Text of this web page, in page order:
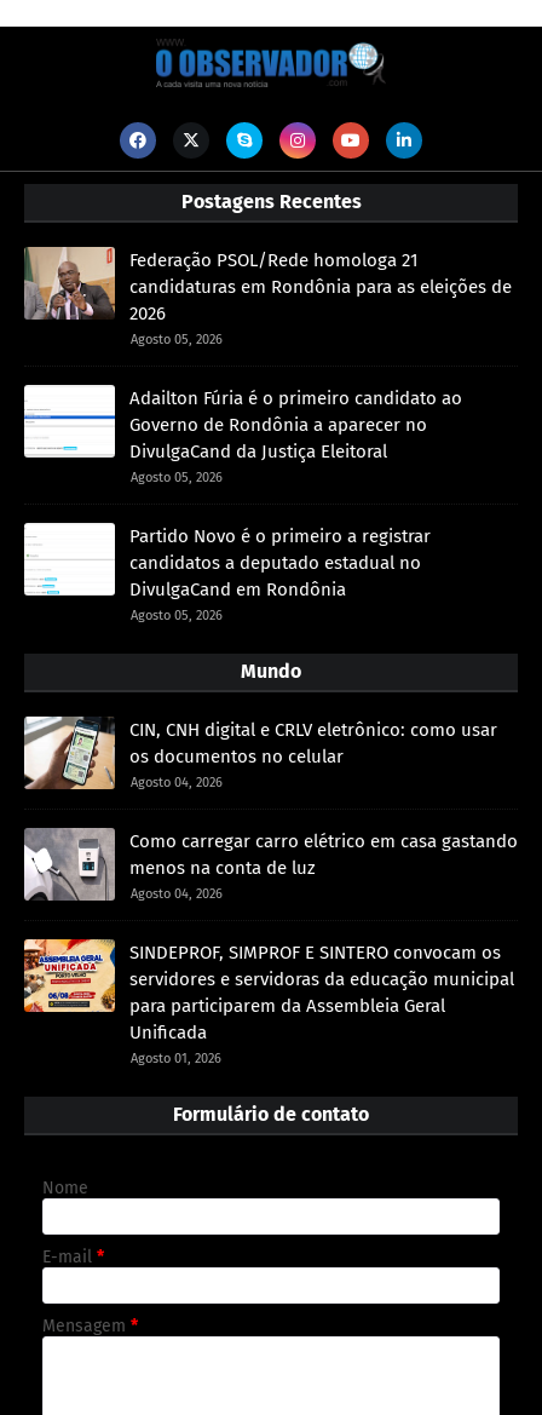
Postagens Recentes
Federação PSOL/Rede homologa 21
candidaturas em Rondônia para as eleições de
2026
Agosto 05, 2026
Adailton Fúria é o primeiro candidato ao
Governo de Rondônia a aparecer no
DivulgaCand da Justiça Eleitoral
Agosto 05, 2026
Partido Novo é o primeiro a registrar
candidatos a deputado estadual no
DivulgaCand em Rondônia
Agosto 05, 2026
Mundo
CIN, CNH digital e CRLV eletrônico: como usar
os documentos no celular
Agosto 04, 2026
Como carregar carro elétrico em casa gastando
menos na conta de luz
Agosto 04, 2026
SINDEPROF, SIMPROF E SINTERO convocam os
servidores e servidoras da educação municipal
para participarem da Assembleia Geral
Unificada
Agosto 01, 2026
Formulário de contato
Nome
E-mail *
Mensagem *